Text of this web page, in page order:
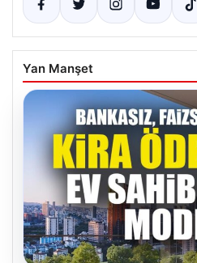
Yan Manşet